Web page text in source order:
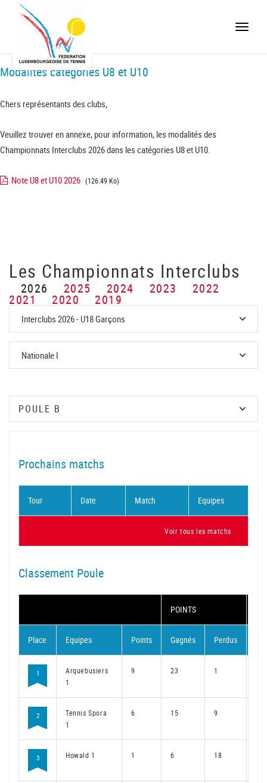
Toggle
Modalités catégories U8 et U10
Chers représentants des clubs,
Veuillez trouver en annexe, pour information, les modalités des
Championnats Interclubs 2026 dans les catégories U8 et U10.
Note U8 et U10 2026 (126.49 Ko)
Les Championnats Interclubs
2026 2025 2024 2023 2022
2021 2020 2019
Prochains matchs
Tour Date Match Equipes
Voir tous les matchs
Classement Poule
POINTS
Place Equipes Points Gagnés Perdus
1
Arquebusiers
1
9 23 1
2
Tennis Spora
1
6 15 9
3 Howald 1 1 6 18